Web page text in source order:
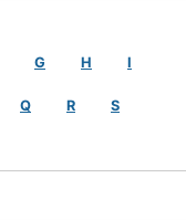
G H I
Q R S